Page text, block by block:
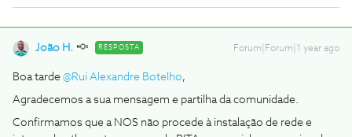
João H. RESPOSTA Forum|Forum|1 year ago
Boa tarde @Rui Alexandre Botelho,
Agradecemos a sua mensagem e partilha da comunidade.
Confirmamos que a NOS não procede à instalação de rede e